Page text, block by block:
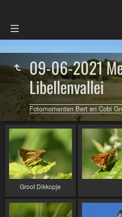
09-06-2021
Libellenvallei
Fotomomenten Bert en Cobi
Groot Dikkopje